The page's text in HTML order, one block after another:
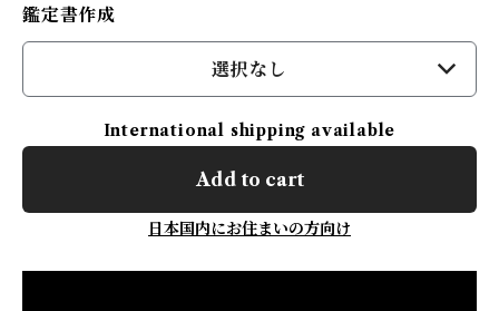
鑑定書作成
選択なし
International shipping available
Add to cart
日本国内にお住まいの方向け